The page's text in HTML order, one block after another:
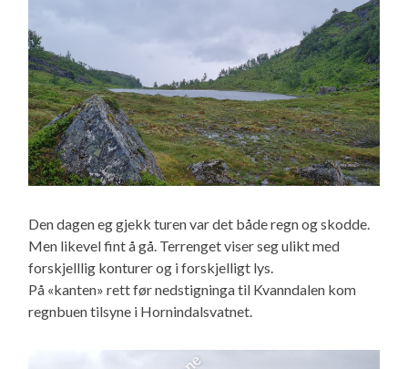
Den dagen eg gjekk turen var det både regn og skodde.
Men likevel fint å gå. Terrenget viser seg ulikt med
forskjelllig konturer og i forskjelligt lys.
På «kanten» rett før nedstigninga til Kvanndalen kom
regnbuen tilsyne i Hornindalsvatnet.